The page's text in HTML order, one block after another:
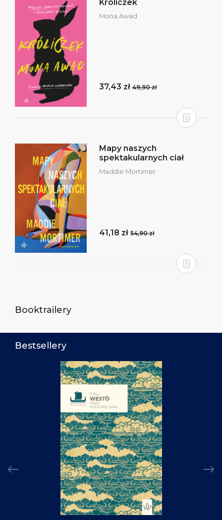
Króliczek
Mona Awad
37,43 zł 49,90 zł
Mapy naszych
spektakularnych ciał
Maddie Mortimer
41,18 zł 54,90 zł
Booktrailery
Bestsellery